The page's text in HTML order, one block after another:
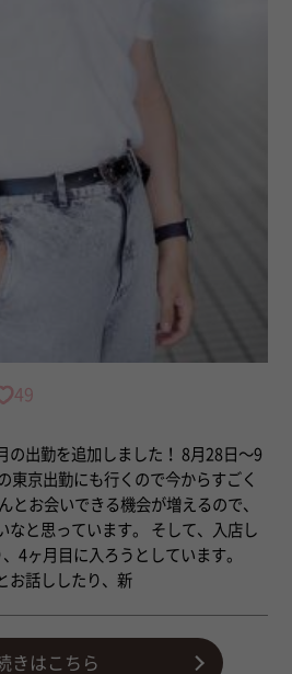
49
東京出勤にも行くので今からすごく
ています。 そして、入店し
4ヶ月目に入ろうとしています。
お話ししたり、新
きはこちら